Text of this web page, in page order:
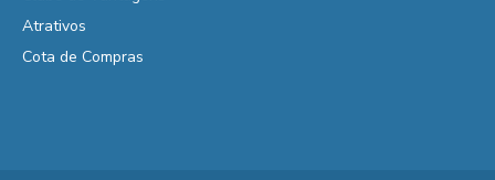
Atrativos
Cota de Compras